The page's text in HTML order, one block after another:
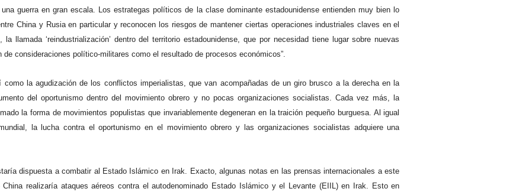
guerra en gran escala. Los estrategas políticos de la clase dominante estadounidense entienden muy bien lo
China y Rusia en particular y reconocen los riesgos de mantener ciertas operaciones industriales claves en el
llamada ‘reindustrialización’ dentro del territorio estadounidense, que por necesidad tiene lugar sobre nuevas
consideraciones político-militares como el resultado de procesos económicos”.
la agudización de los conflictos imperialistas, que van acompañadas de un giro brusco a la derecha en la
del oportunismo dentro del movimiento obrero y no pocas organizaciones socialistas. Cada vez más, la
la forma de movimientos populistas que invariablemente degeneran en la traición pequeño burguesa. Al igual
la lucha contra el oportunismo en el movimiento obrero y las organizaciones socialistas adquiere una
dispuesta a combatir al Estado Islámico en Irak. Exacto, algunas notas en las prensas internacionales a este
realizaría ataques aéreos contra el autodenominado Estado Islámico y el Levante (EIIL) en Irak. Esto en